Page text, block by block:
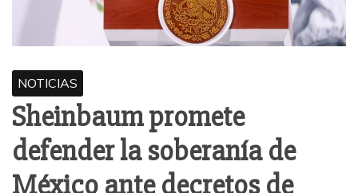
NOTICIAS
Sheinbaum promete
defender la soberanía de
México ante decretos de